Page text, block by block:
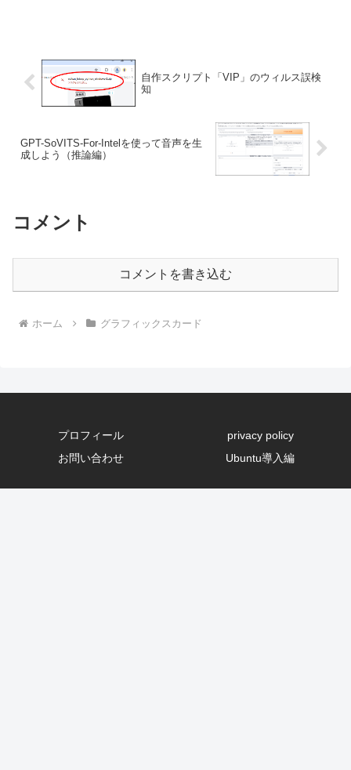
自作スクリプト「VIP」のウィルス誤検
知
GPT-SoVITS-For-Intelを使って音声を生
成しよう（推論編）
コメント
コメントを書き込む
ホーム グラフィックスカード
プロフィール
privacy policy
お問い合わせ
Ubuntu導入編